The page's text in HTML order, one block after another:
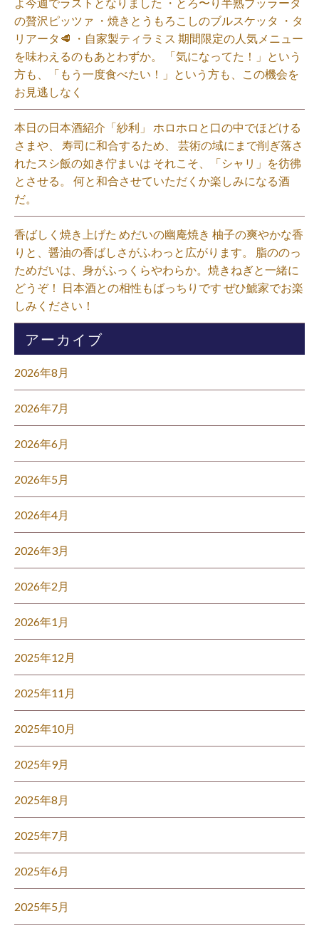
の贅沢ピッツァ ・焼きとうもろこしのブルスケッタ ・タ
リアータ🥩 ・自家製ティラミス 期間限定の人気メニュー
を味わえるのもあとわずか。 「気になってた！」という
方も、「もう一度食べたい！」という方も、この機会を
お見逃しなく⁡
本日の日本酒紹介「紗利」 ホロホロと口の中でほどける
さまや、 寿司に和合するため、 芸術の域にまで削ぎ落さ
れたスシ飯の如き佇まいは それこそ、「シャリ」を彷彿
とさせる。 何と和合させていただくか楽しみになる酒
だ。⁡
香ばしく焼き上げた めだいの幽庵焼き 柚子の爽やかな香
りと、醤油の香ばしさがふわっと広がります。 脂ののっ
ためだいは、身がふっくらやわらか。焼きねぎと一緒に
どうぞ！ 日本酒との相性もばっちりです ぜひ鯱家でお楽
しみください！⁡
アーカイブ
2026年8月
2026年7月
2026年6月
2026年5月
2026年4月
2026年3月
2026年2月
2026年1月
2025年12月
2025年11月
2025年10月
2025年9月
2025年8月
2025年7月
2025年6月
2025年5月